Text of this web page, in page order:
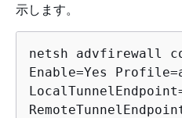
示します。
netsh advfirewall
Enable=Yes